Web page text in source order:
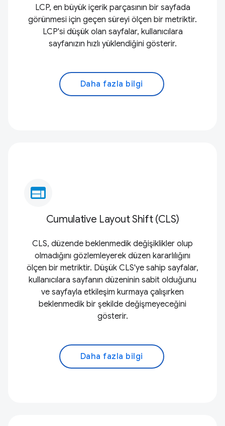
LCP, en büyük içerik parçasının bir sayfada
görünmesi için geçen süreyi ölçen bir metriktir.
LCP'si düşük olan sayfalar, kullanıcılara
sayfanızın hızlı yüklendiğini gösterir.
Daha fazla bilgi
web
Cumulative Layout Shift (CLS)
CLS, düzende beklenmedik değişiklikler olup
olmadığını gözlemleyerek düzen kararlılığını
ölçen bir metriktir. Düşük CLS'ye sahip sayfalar,
kullanıcılara sayfanın düzeninin sabit olduğunu
ve sayfayla etkileşim kurmaya çalışırken
beklenmedik bir şekilde değişmeyeceğini
gösterir.
Daha fazla bilgi